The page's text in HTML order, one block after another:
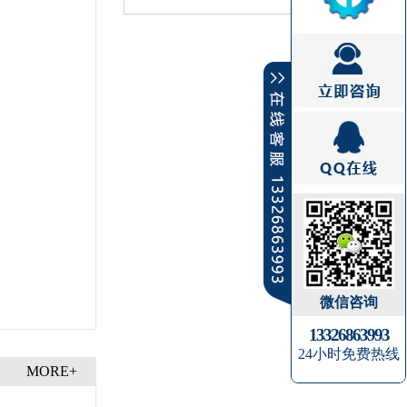
MORE+
微信咨询
13326863993
24小时免费热线